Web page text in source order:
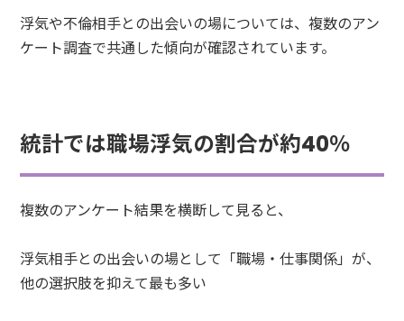
浮気や不倫相手との出会いの場については、複数のアン
ケート調査で共通した傾向が確認されています。
統計では職場浮気の割合が約40％
複数のアンケート結果を横断して見ると、
浮気相手との出会いの場として「職場・仕事関係」が、
他の選択肢を抑えて最も多い